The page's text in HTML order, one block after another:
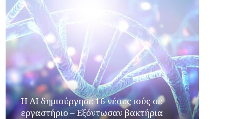
H AI δημιούργησε 16 νέους ιούς σε
εργαστήριο – Εξόντωσαν βακτήρια